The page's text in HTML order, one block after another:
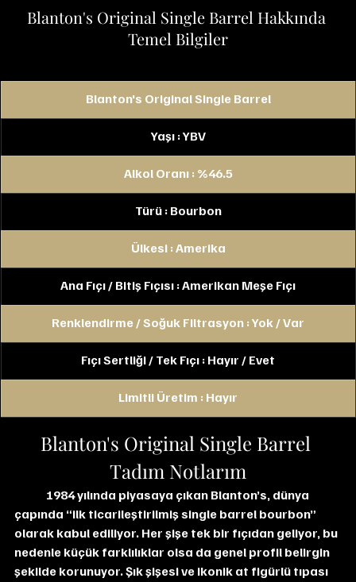
Blanton's Original Single Barrel Hakkında
Temel Bilgiler
Blanton's Original Single Barrel
Yaşı : YBV
Alkol Oranı : %46.5
Türü : Bourbon
Ülkesi : Amerika
Ana Fıçı / Bitiş Fıçısı : Amerikan Meşe Fıçı
Renklendirme / Soğuk Filtrasyon : Yok / Var
Fıçı Sertliği / Tek Fıçı : Hayır / Evet
Limitli Üretim : Hayır
Blanton's Original Single Barrel
Tadım Notlarım
çapında “ilk ticarileştirilmiş single barrel bourbon”
olarak kabul ediliyor. Her şişe tek bir fıçıdan geliyor, bu
nedenle küçük farklılıklar olsa da genel profil belirgin
şekilde korunuyor. Şık şişesi ve ikonik at figürlü tıpası